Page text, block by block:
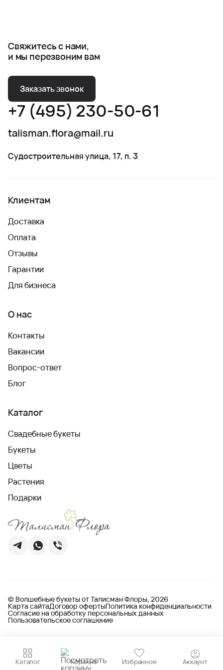
#купить_свадебный_букет
#срочный_заказ_букета_невесты
#свежие_цветы #красивый_букет
#купить_в_москве #доставка_цветов_Москва
#цветы_с_доставкой_Москва
#стильный_букет_невесты
#необычный_свадебный_букет
Каталог Корзина Избранное Аккаунт
Свяжитесь с нами,
и мы перезвоним вам
Заказать звонок
+7 (495) 230-50-61
talisman.flora@mail.ru
Судостроительная улица, 17, п. 3
Клиентам
Доставка
Оплата
Отзывы
Гарантии
Для бизнеса
О нас
Контакты
Вакансии
Вопрос-ответ
Блог
Каталог
Свадебные букеты
Букеты
Цветы
Растения
Подарки
© Волшебные букеты от Талисман Флоры, 2026
Карта сайтаДоговор офертыПолитика конфиденциальности
Согласие на обработку персональных данных
Пользовательское соглашение